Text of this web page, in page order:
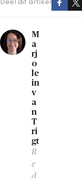
Deel dit artikel
M
a
rj
o
le
in
v
a
n
T
ri
gt
R
e
d